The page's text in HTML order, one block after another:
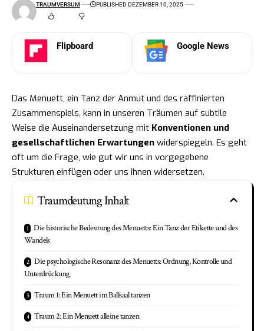
TRAUMVERSUM PUBLISHED DEZEMBER 10, 2025
Flipboard Google News
Das Menuett, ein Tanz der Anmut und des raffinierten
Zusammenspiels, kann in unseren Träumen auf subtile
Weise die Auseinandersetzung mit Konventionen und
gesellschaftlichen Erwartungen widerspiegeln. Es geht
oft um die Frage, wie gut wir uns in vorgegebene
Strukturen einfügen oder uns ihnen widersetzen.
Traumdeutung Inhalt
Die historische Bedeutung des Menuetts: Ein Tanz der Etikette und des
Wandels
Die psychologische Resonanz des Menuetts: Ordnung, Kontrolle und
Unterdrückung
Traum 1: Ein Menuett im Ballsaal tanzen
Traum 2: Ein Menuett alleine tanzen